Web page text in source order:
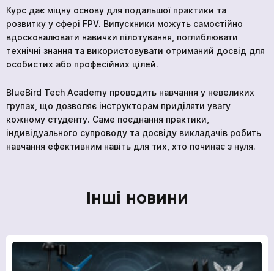
Курс дає міцну основу для подальшої практики та
розвитку у сфері FPV. Випускники можуть самостійно
вдосконалювати навички пілотування, поглиблювати
технічні знання та використовувати отриманий досвід для
особистих або професійних цілей.
BlueBird Tech Academy проводить навчання у невеликих
групах, що дозволяє інструкторам приділяти увагу
кожному студенту. Саме поєднання практики,
індивідуального супроводу та досвіду викладачів робить
навчання ефективним навіть для тих, хто починає з нуля.
Інші новини
Відправити
Ми в соціальних мережах